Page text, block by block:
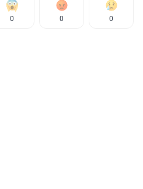
0 0 0